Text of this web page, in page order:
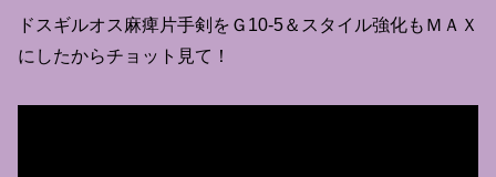
ドスギルオス麻痺片手剣をＧ10-5＆スタイル強化もＭＡＸ
にしたからチョット見て！